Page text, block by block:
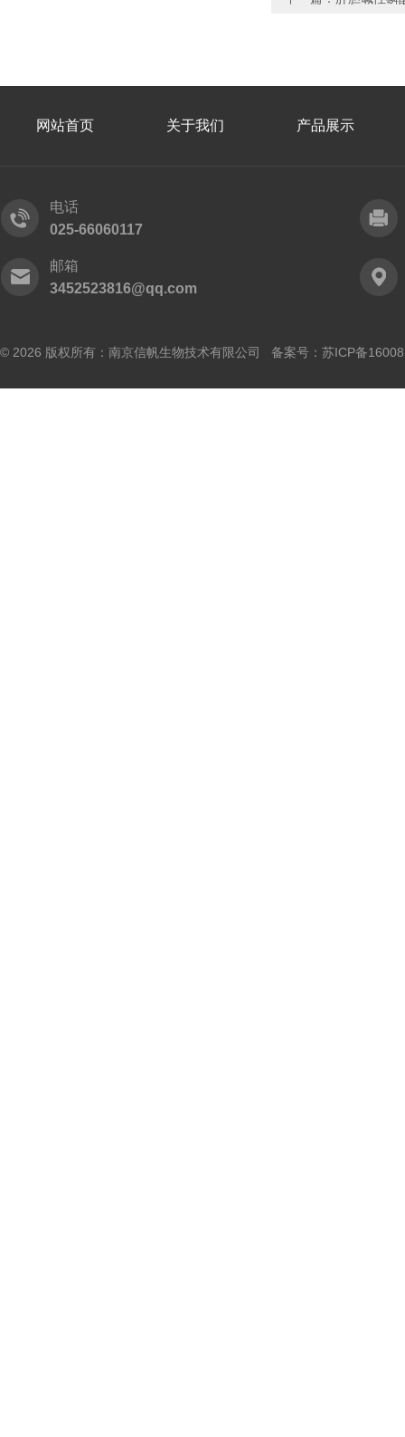
网站首页 关于我们 产品展示
电话
025-66060117
邮箱
3452523816@qq.com
© 2026 版权所有：南京信帆生物技术有限公司 备案号： 苏ICP备